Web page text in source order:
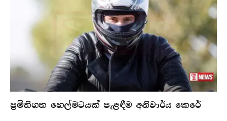
ප්‍රමිතිගත හෙල්මටයක් පැළඳීම අනිවාර්ය කෙරේ